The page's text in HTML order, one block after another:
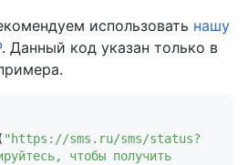
использовать нашу
. Данный код указан только в
( "https://sms.ru/sms/status?
чтобы получить